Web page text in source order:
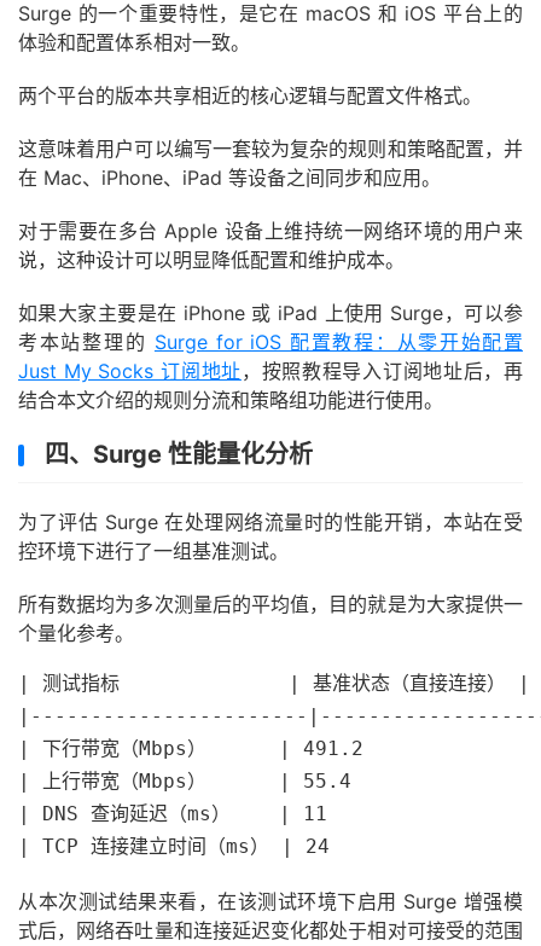
Surge 的一个重要特性，是它在 macOS 和 iOS 平台上的
体验和配置体系相对一致。
两个平台的版本共享相近的核心逻辑与配置文件格式。
这意味着用户可以编写一套较为复杂的规则和策略配置，并
在 Mac、iPhone、iPad 等设备之间同步和应用。
对于需要在多台 Apple 设备上维持统一网络环境的用户来
说，这种设计可以明显降低配置和维护成本。
如果大家主要是在 iPhone 或 iPad 上使用 Surge，可以参
考本站整理的 Surge for iOS 配置教程：从零开始配置
Just My Socks 订阅地址，按照教程导入订阅地址后，再
结合本文介绍的规则分流和策略组功能进行使用。
四、Surge 性能量化分析
为了评估 Surge 在处理网络流量时的性能开销，本站在受
控环境下进行了一组基准测试。
所有数据均为多次测量后的平均值，目的就是为大家提供一
个量化参考。
| 测试指标              | 基准状态（直接连接） |
|-----------------------
| 下行带宽（Mbps）      | 491.2
| 上行带宽（Mbps）      | 55.4
| DNS 查询延迟（ms）    | 11
从本次测试结果来看，在该测试环境下启用 Surge 增强模
式后，网络吞吐量和连接延迟变化都处于相对可接受的范围